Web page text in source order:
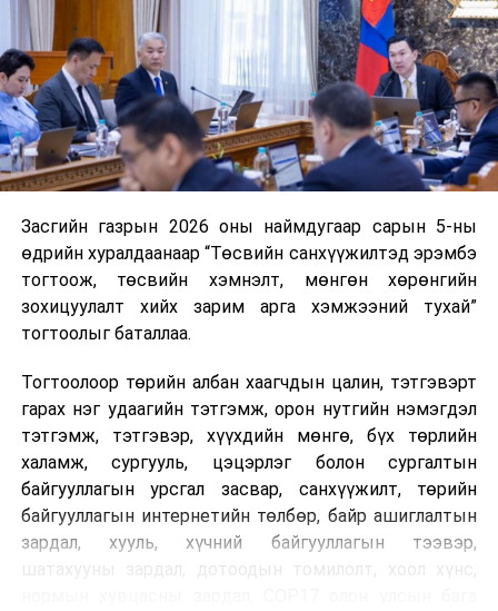
нэгжийг 375 мянга хүртэлх еврогоор торгох
боломжтой. Харин хэрэглэгч өөрөө зөвшөөрсөн,
эсвэл тухайн компанитай өмнө нь гэрээний
харилцаатай бөгөөд шинэ үйлчилгээ санал болгож
буй тохиолдолд хориг үйлчлэхгүй. Иргэд
зөвшөөрөлгүй дуудлагын талаар төрийн цахим
хуудсаар мэдээлэх боломжтой.
Шинэ хууль Францын зах зээлд үйлчилдэг гадаадын
дуудлагын төвүүдэд нөлөөлөхөөр байна. Тухайлбал,
Мароккогийн дуудлагын төвүүдийн орлогын 80 гаруй
хувь Францын зах зээлээс бүрддэг бөгөөд тус улсын
40–50 мянган ажлын байр эрсдэлд орж болзошгүйг
Засгийн газрын 2026 оны наймдугаар сарын 5-ны
өдрийн хуралдаанаар “Төсвийн санхүүжилтэд эрэмбэ
тогтоож, төсвийн хэмнэлт, мөнгөн хөрөнгийн
зохицуулалт хийх зарим арга хэмжээний тухай”
тогтоолыг баталлаа.
Тогтоолоор төрийн албан хаагчдын цалин, тэтгэвэрт
гарах нэг удаагийн тэтгэмж, орон нутгийн нэмэгдэл
тэтгэмж, тэтгэвэр, хүүхдийн мөнгө, бүх төрлийн
халамж, сургууль, цэцэрлэг болон сургалтын
байгууллагын урсгал засвар, санхүүжилт, төрийн
байгууллагын интернетийн төлбөр, байр ашиглалтын
зардал, хууль, хүчний байгууллагын тээвэр,